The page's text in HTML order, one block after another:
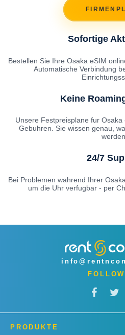
Sofortige
Bestellen Sie Ihre Osaka eSIM
Automatische Verbindung
Keine
Unsere Festpreisplane fur
Gebuhren. Sie wissen genau,
24/7
Bei Problemen wahrend Ihrer
um die Uhr verfugbar - per
PRODUKTE